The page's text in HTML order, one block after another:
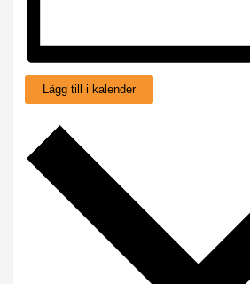
Lägg till i kalender